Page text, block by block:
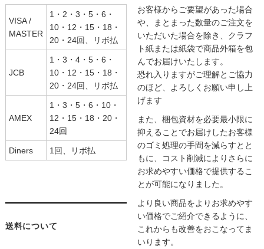
VISA /
MASTER
1・2・3・5・6・
10・12・15・18・
20・24回、リボ払
JCB
1・3・4・5・6・
10・12・15・18・
20・24回、リボ払
AMEX
1・3・5・6・10・
12・15・18・20・
24回
Diners 1回、リボ払
送料について
お客様からご要望があった場合
や、まとまった数量のご注文を
いただいた場合を除き、クラフ
ト紙または紙袋で商品外箱を包
んでお届けいたします。
恐れ入りますがご理解とご協力
のほど、よろしくお願い申し上
げます
また、梱包資材を必要最小限に
抑えることでお届けしたお客様
のゴミ処理の手間を減らすとと
もに、コスト削減によりさらに
お求めやすい価格で提供するこ
とが可能になりました。
より良い商品をよりお求めやす
い価格でご紹介できるように、
これからも改善をおこなってま
いります。